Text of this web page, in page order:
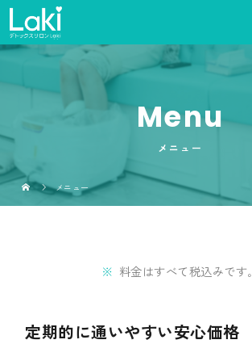
Menu
メニュー
メニュー
料金はすべて税込みです｡
定期的に通いやすい安心価格